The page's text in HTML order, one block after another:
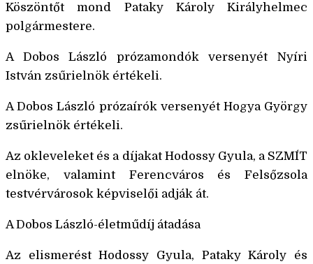
Köszöntőt mond Pataky Károly Királyhelmec
polgármestere.
A Dobos László prózamondók versenyét Nyíri
István zsűrielnök értékeli.
A Dobos László prózaírók versenyét Hogya György
zsűrielnök értékeli.
Az okleveleket és a díjakat Hodossy Gyula, a SZMÍT
elnöke, valamint Ferencváros és Felsőzsola
testvérvárosok képviselői adják át.
A Dobos László-életműdíj átadása
Az elismerést Hodossy Gyula, Pataky Károly és